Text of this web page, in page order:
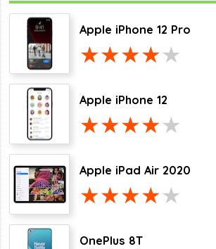
Apple iPhone 12 Pro
Apple iPhone 12
Apple iPad Air 2020
OnePlus 8T